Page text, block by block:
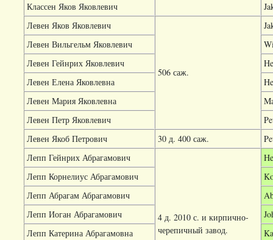
Классен Яков Яковлевич
Левен Яков Яковлевич
506 саж.
Левен Вильгельм Яковлевич
Левен Гейнрих Яковлевич
Левен Елена Яковлевна
Левен Мария Яковлевна
Левен Петр Яковлевич
Левен Якоб Петрович
30 д. 400 саж.
Лепп Гейнрих Абрагамович
4 д. 2010 с. и кирпично-
черепичный завод.
Лепп Корнелиус Абрагамович
Лепп Абрагам Абрагамович
Лепп Иоган Абрагамович
Лепп Катерина Абрагамовна